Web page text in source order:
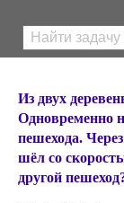
Из двух
Одновременно
пешехода.
шёл со
другой